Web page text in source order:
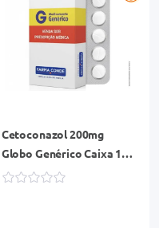
Cetoconazol 200mg
Globo Genérico Caixa 10
Comprimidos